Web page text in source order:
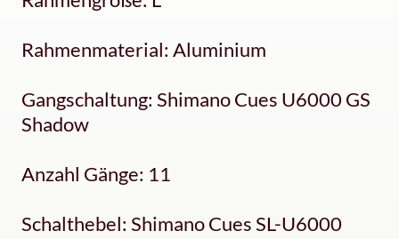
Rahmenmaterial: Aluminium
Gangschaltung: Shimano Cues U6000 GS
Shadow
Anzahl Gänge: 11
Schalthebel: Shimano Cues SL-U6000